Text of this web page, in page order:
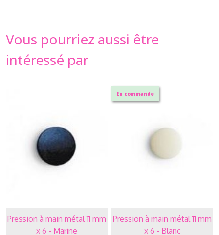
Vous pourriez aussi être
intéressé par
Pression à main métal 11 mm
x 6 - Marine
En commande
Pression à main métal 11 mm
x 6 - Blanc